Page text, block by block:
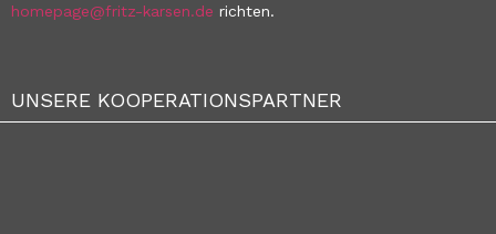
homepage@fritz-karsen.de richten.
UNSERE KOOPERATIONSPARTNER